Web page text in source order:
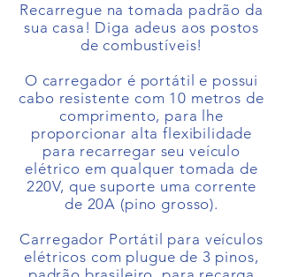
Recarregue na tomada padrão da
sua casa! Diga adeus aos postos
de combustíveis!
O carregador é portátil e possui
cabo resistente com 10 metros de
comprimento, para lhe
proporcionar alta flexibilidade
para recarregar seu veículo
elétrico em qualquer tomada de
220V, que suporte uma corrente
de 20A (pino grosso).
Carregador Portátil para veículos
elétricos com plugue de 3 pinos,